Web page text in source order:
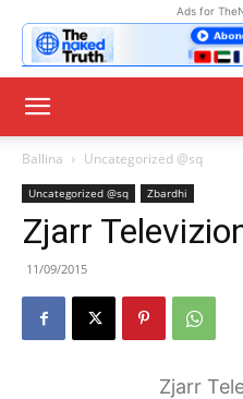
Ads for
Ballina Uncategorized @sq
Uncategorized @sq Zbardhi
Zjarr
11/09/2015
Zjarr